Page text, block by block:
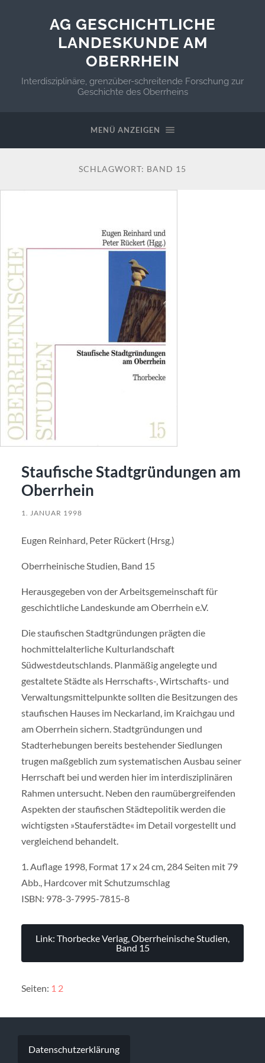
AG GESCHICHTLICHE
LANDESKUNDE AM
OBERRHEIN
Interdisziplinäre, grenzüber-schreitende Forschung zur
Geschichte des Oberrheins
MENÜ ANZEIGEN
SCHLAGWORT: BAND 15
Staufische Stadtgründungen am
Oberrhein
1. JANUAR 1998
Eugen Reinhard, Peter Rückert (Hrsg.)
Oberrheinische Studien, Band 15
Herausgegeben von der Arbeitsgemeinschaft für
geschichtliche Landeskunde am Oberrhein e.V.
Die staufischen Stadtgründungen prägten die
hochmittelalterliche Kulturlandschaft
Südwestdeutschlands. Planmäßig angelegte und
gestaltete Städte als Herrschafts-, Wirtschafts- und
Verwaltungsmittelpunkte sollten die Besitzungen des
staufischen Hauses im Neckarland, im Kraichgau und
am Oberrhein sichern. Stadtgründungen und
Stadterhebungen bereits bestehender Siedlungen
trugen maßgeblich zum systematischen Ausbau seiner
Herrschaft bei und werden hier im interdisziplinären
Rahmen untersucht. Neben den raumübergreifenden
Aspekten der staufischen Städtepolitik werden die
wichtigsten »Stauferstädte« im Detail vorgestellt und
vergleichend behandelt.
1. Auflage 1998, Format 17 x 24 cm, 284 Seiten mit 79
Abb., Hardcover mit Schutzumschlag
ISBN: 978-3-7995-7815-8
Link: Thorbecke Verlag, Oberrheinische Studien,
Band 15
Seiten: 1 2
Datenschutzerklärung